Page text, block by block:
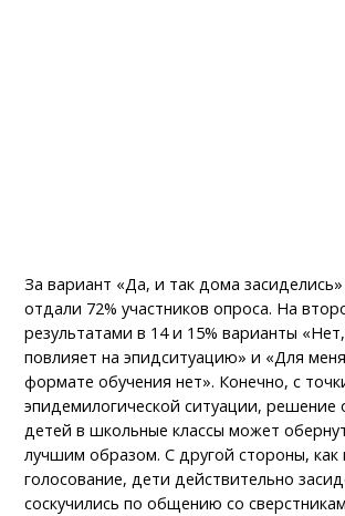
За вариант «Да, и так дома
отдали 72% участников опроса. На
результатами в 14 и 15% варианты
повлияет на эпидситуацию» и «Для
формате обучения нет». Конечно, с
эпидемилогической ситуации, решение
детей в школьные классы может
лучшим образом. С другой стороны, как
голосование, дети действительно
соскучились по общению со